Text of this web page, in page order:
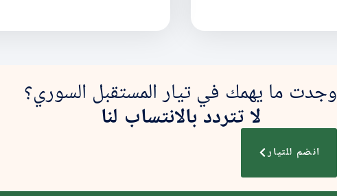
وجدت ما يهمك في تيار المستقبل السوري؟
لا تتردد بالانتساب لنا
انضم للتيار